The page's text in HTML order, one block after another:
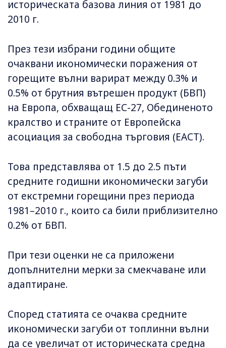
историческата базова линия от 1981 до
2010 г.
През тези избрани години общите
очаквани икономически поражения от
горещите вълни варират между 0.3% и
0.5% от брутния вътрешен продукт (БВП)
на Европа, обхващащ ЕС-27, Обединеното
кралство и страните от Европейска
асоциация за свободна търговия (ЕАСТ).
Това представлява от 1.5 до 2.5 пъти
средните годишни икономически загуби
от екстремни горещини през периода
1981–2010 г., които са били приблизително
0.2% от БВП.
При тези оценки не са приложени
допълнителни мерки за смекчаване или
адаптиране.
Според статията се очаква средните
икономически загуби от топлинни вълни
да се увеличат от историческата средна